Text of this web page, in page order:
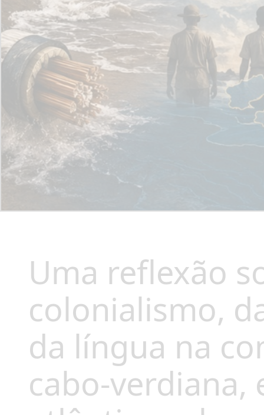
Uma reflexão
colonialismo,
da língua na
cabo-